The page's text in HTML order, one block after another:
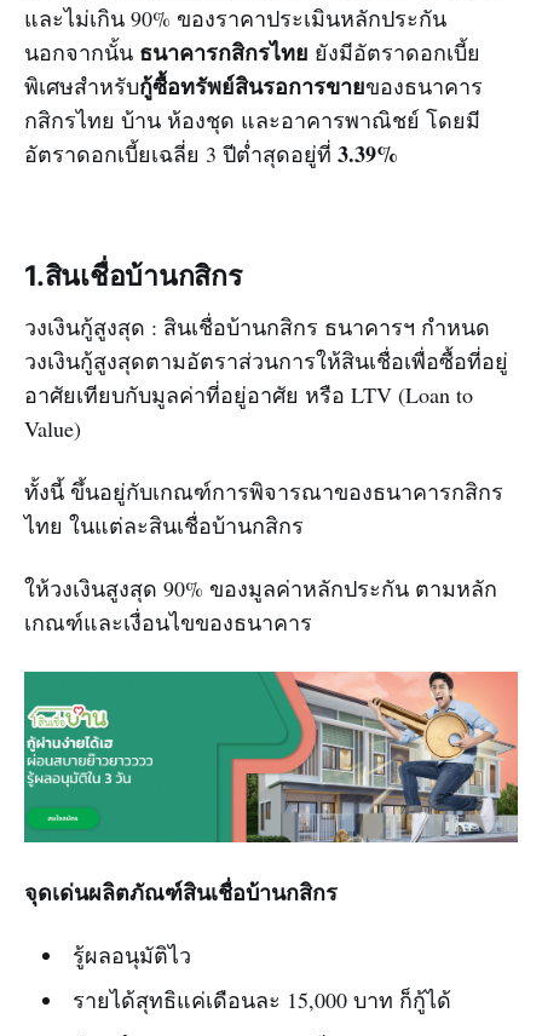
และไม่เกิน 90% ของราคาประเมินหลักประกัน
นอกจากนั้น ธนาคารกสิกรไทย ยังมีอัตราดอกเบี้ย
พิเศษสำหรับกู้ซื้อทรัพย์สินรอการขายของธนาคาร
กสิกรไทย บ้าน ห้องชุด และอาคารพาณิชย์ โดยมี
อัตราดอกเบี้ยเฉลี่ย 3 ปีต่ำสุดอยู่ที่ 3.39%
1.สินเชื่อบ้านกสิกร
วงเงินกู้สูงสุด : สินเชื่อบ้านกสิกร ธนาคารฯ กำหนด
วงเงินกู้สูงสุดตามอัตราส่วนการให้สินเชื่อเพื่อซื้อที่อยู่
อาศัยเทียบกับมูลค่าที่อยู่อาศัย หรือ LTV (Loan to
Value)
ทั้งนี้ ขึ้นอยู่กับเกณฑ์การพิจารณาของธนาคารกสิกร
ไทย ในแต่ละสินเชื่อบ้านกสิกร
ให้วงเงินสูงสุด 90% ของมูลค่าหลักประกัน ตามหลัก
เกณฑ์และเงื่อนไขของธนาคาร
จุดเด่นผลิตภัณฑ์สินเชื่อบ้านกสิกร
รู้ผลอนุมัติไว
รายได้สุทธิแค่เดือนละ 15,000 บาท ก็กู้ได้